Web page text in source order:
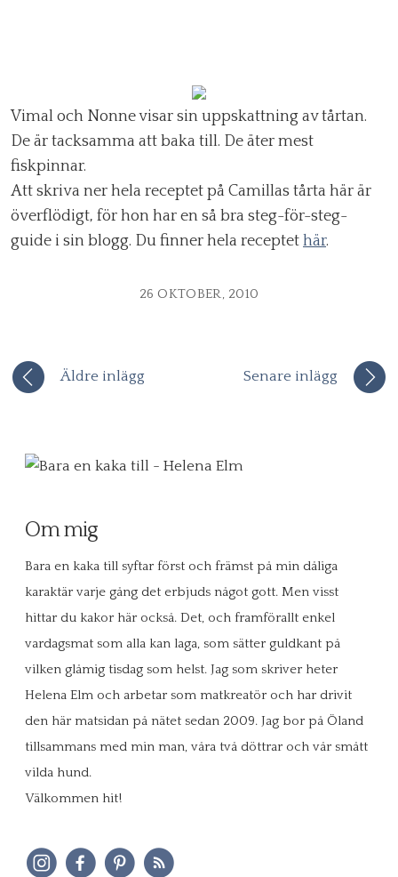
Vimal och Nonne visar sin uppskattning av tårtan.
De är tacksamma att baka till. De äter mest
fiskpinnar.
Att skriva ner hela receptet på Camillas tårta här är
överflödigt, för hon har en så bra steg-för-steg-
guide i sin blogg. Du finner hela receptet här.
26 OKTOBER, 2010
Äldre inlägg Senare inlägg
Om mig
Bara en kaka till syftar först och främst på min dåliga
karaktär varje gång det erbjuds något gott. Men visst
hittar du kakor här också. Det, och framförallt enkel
vardagsmat som alla kan laga, som sätter guldkant på
vilken glåmig tisdag som helst. Jag som skriver heter
Helena Elm och arbetar som matkreatör och har drivit
den här matsidan på nätet sedan 2009. Jag bor på Öland
tillsammans med min man, våra två döttrar och vår smått
vilda hund.
Välkommen hit!